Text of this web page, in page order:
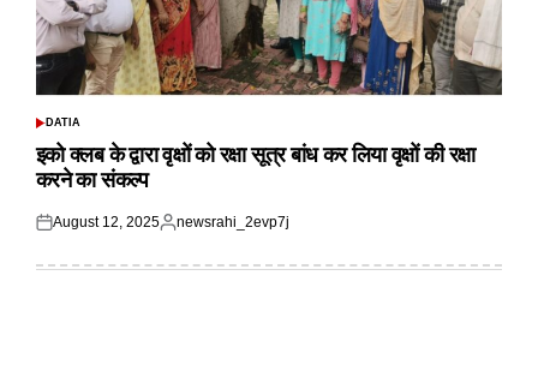
POSTED
DATIA
इको क्लब के द्वारा वृक्षों को रक्षा सूत्र बांध कर लिया वृक्षों की रक्षा
करने का संकल्प
Posted
August 12, 2025
Posted
newsrahi_2evp7j